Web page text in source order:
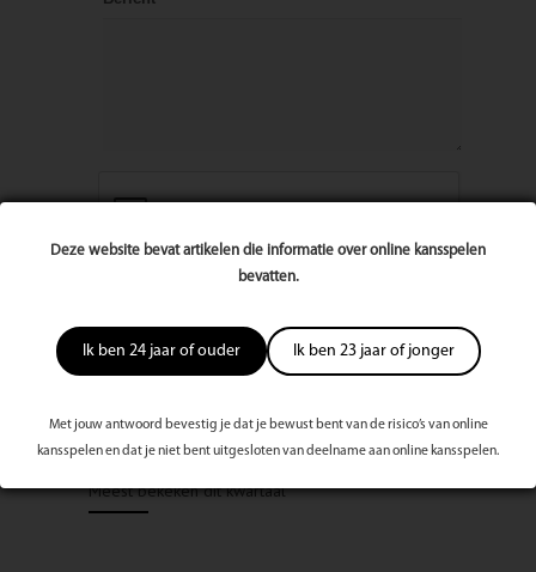
Deze website bevat artikelen die informatie over online kansspelen
bevatten.
Ik ben 24 jaar of ouder Ik ben 23 jaar of jonger
Met jouw antwoord bevestig je dat je bewust bent van de risico’s van online
kansspelen en dat je niet bent uitgesloten van deelname aan online kansspelen.
Meest bekeken dit kwartaal